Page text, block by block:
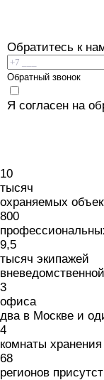
Обратитесь к
Обратный звонок
Я согласен на
10
тысяч
охраняемых
800
9,5
тысяч экипажей
3
офиса
два в Москве и
4
комнаты
68
регионов